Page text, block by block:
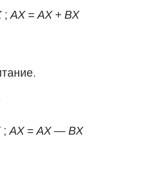
;AX =AX + BX
;AX =AX— BX